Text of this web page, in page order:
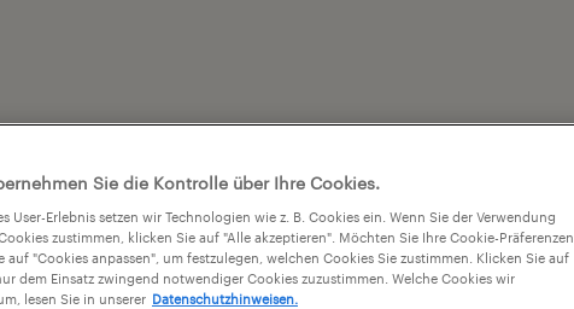
Sie die Kontrolle über Ihre Cookies.
User-Erlebnis setzen wir Technologien wie z. B. Cookies ein. Wenn Sie der Verwendung
zustimmen, klicken Sie auf "Alle akzeptieren". Möchten Sie Ihre Cookie-Präferenzen
auf "Cookies anpassen", um festzulegen, welchen Cookies Sie zustimmen. Klicken Sie auf
dem Einsatz zwingend notwendiger Cookies zuzustimmen. Welche Cookies wir
lesen Sie in unserer Datenschutzhinweisen.